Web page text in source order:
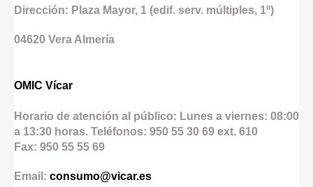
Dirección: Plaza Mayor, 1 (edif. serv. múltiples, 1º)
04620 Vera Almería
OMIC Vícar
Horario de atención al público: Lunes a viernes: 08:00
a 13:30 horas. Teléfonos: 950 55 30 69 ext. 610
Fax: 950 55 55 69
Email: consumo@vicar.es